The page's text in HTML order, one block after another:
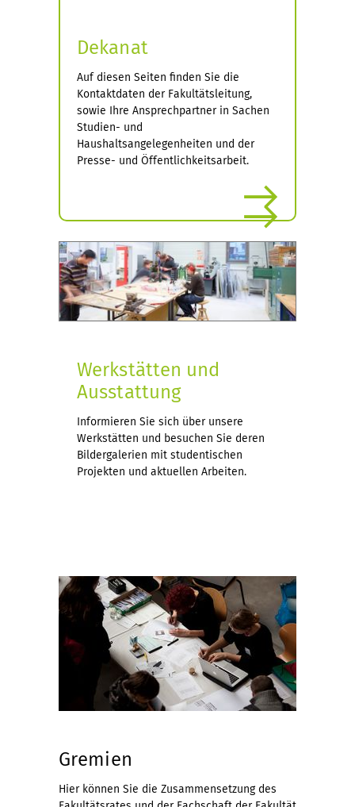
Dekanat
Auf diesen Seiten finden Sie die
Kontaktdaten der Fakultätsleitung,
sowie Ihre Ansprechpartner in Sachen
Studien- und
Haushaltsangelegenheiten und der
Presse- und Öffentlichkeitsarbeit.
Werkstätten und
Ausstattung
Informieren Sie sich über unsere
Werkstätten und besuchen Sie deren
Bildergalerien mit studentischen
Projekten und aktuellen Arbeiten.
Gremien
Hier können Sie die Zusammensetzung des